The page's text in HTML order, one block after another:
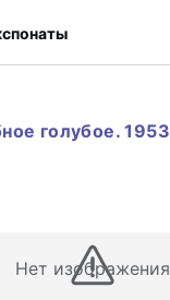
голубое. 1953
Нет изображения